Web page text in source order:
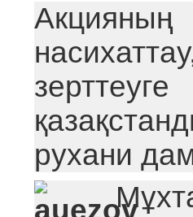
Акцияның
рухани